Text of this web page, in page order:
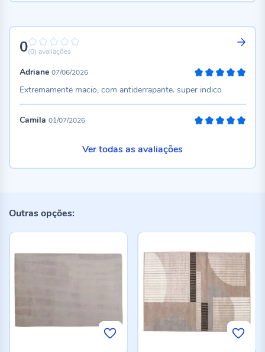
00%
(0) avaliações
Adriane 07/06/2026
Extremamente macio, com antiderrapante. super indico
Camila 01/07/2026
Ver todas as avaliações
Outras opções: